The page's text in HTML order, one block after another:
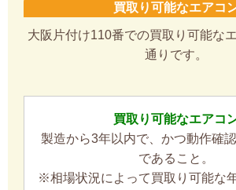
買取り可能なエアコ
大阪片付け110番での買取り可能な
通りです。
買取り可能なエアコ
製造から3年以内で、かつ動作確
であること。
※相場状況によって買取り可能な